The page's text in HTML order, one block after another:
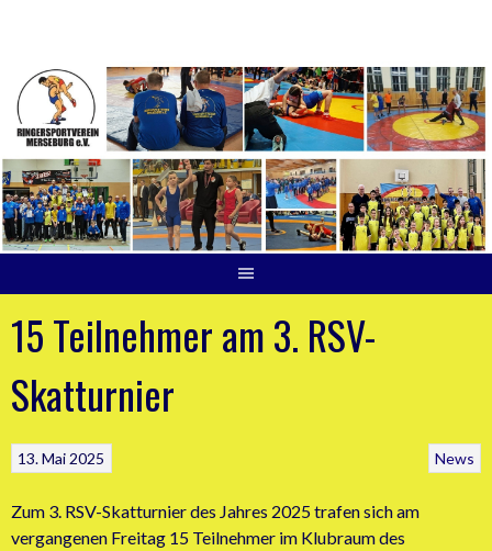
15 Teilnehmer am 3. RSV-
Skatturnier
News
13. Mai 2025
Zum 3. RSV-Skatturnier des Jahres 2025 trafen sich am
vergangenen Freitag 15 Teilnehmer im Klubraum des